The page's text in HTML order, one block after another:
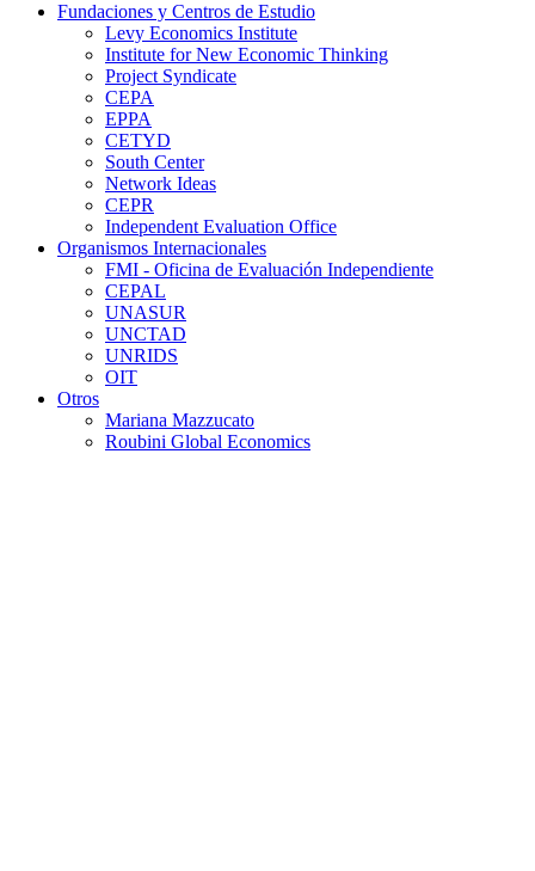
Fundaciones y Centros de Estudio
Levy Economics Institute
Institute for New Economic Thinking
Project Syndicate
CEPA
EPPA
CETYD
South Center
Network Ideas
CEPR
Independent Evaluation Office
Organismos Internacionales
FMI - Oficina de Evaluación Independiente
CEPAL
UNASUR
UNCTAD
UNRIDS
OIT
Otros
Mariana Mazzucato
Roubini Global Economics